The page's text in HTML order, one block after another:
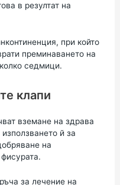
в резултат на
при който
преминаването на
седмици.
клапи
вземане на здрава
й за
на
за лечение на